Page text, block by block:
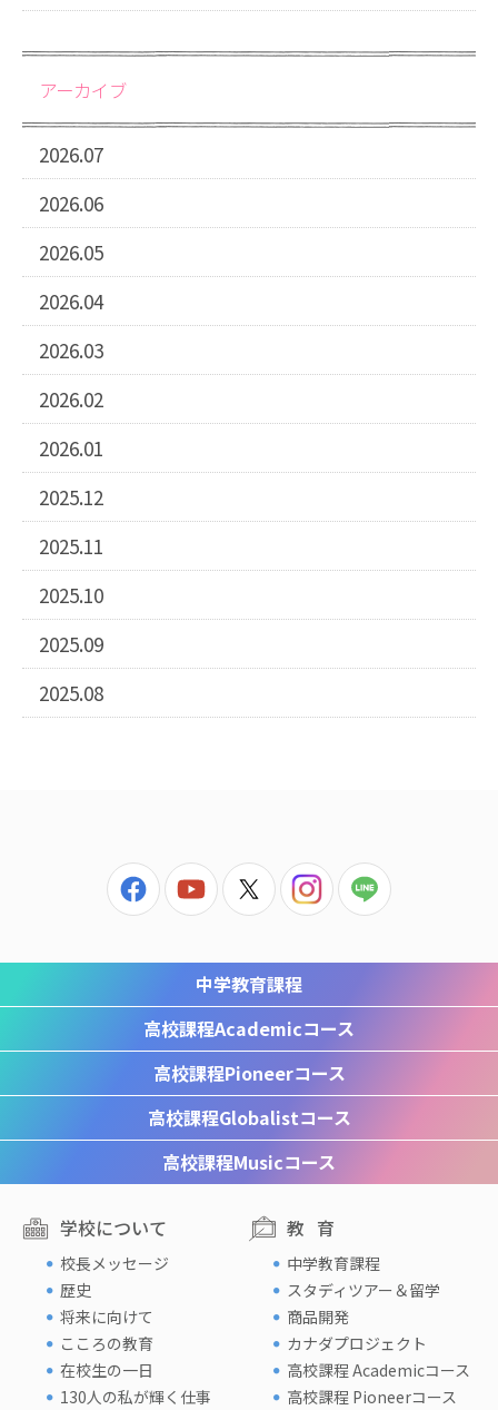
アーカイブ
2026.07
2026.06
2026.05
2026.04
2026.03
2026.02
2026.01
2025.12
2025.11
2025.10
2025.09
2025.08
中学教育課程
高校課程Academicコース
高校課程Pioneerコース
高校課程Globalistコース
高校課程Musicコース
学校について
校長メッセージ
歴史
将来に向けて
こころの教育
在校生の一日
130人の私が輝く仕事
教育
中学教育課程
スタディツアー＆留学
商品開発
カナダプロジェクト
高校課程 Academicコース
高校課程 Pioneerコース